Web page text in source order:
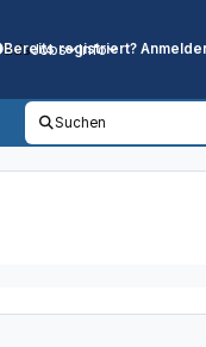
Jobs Info
Bereits registriert?
Suchen